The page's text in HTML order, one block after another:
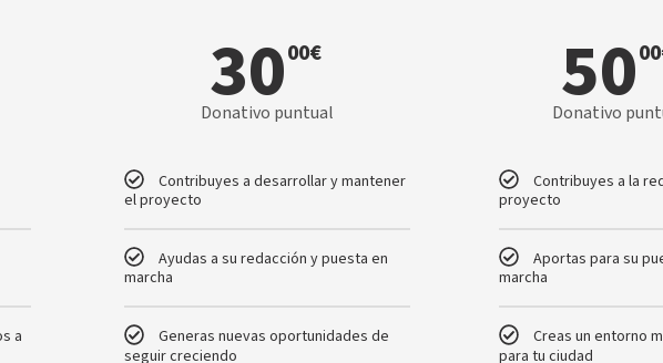
a
3000€
Donativo puntual
Contribuyes a desarrollar y mantener
el proyecto
Ayudas a su redacción y puesta en
marcha
Generas nuevas oportunidades de
seguir creciendo
5000
Donativo
Contribuyes a la
proyecto
Aportas para su
marcha
Creas un entorno
para tu ciudad